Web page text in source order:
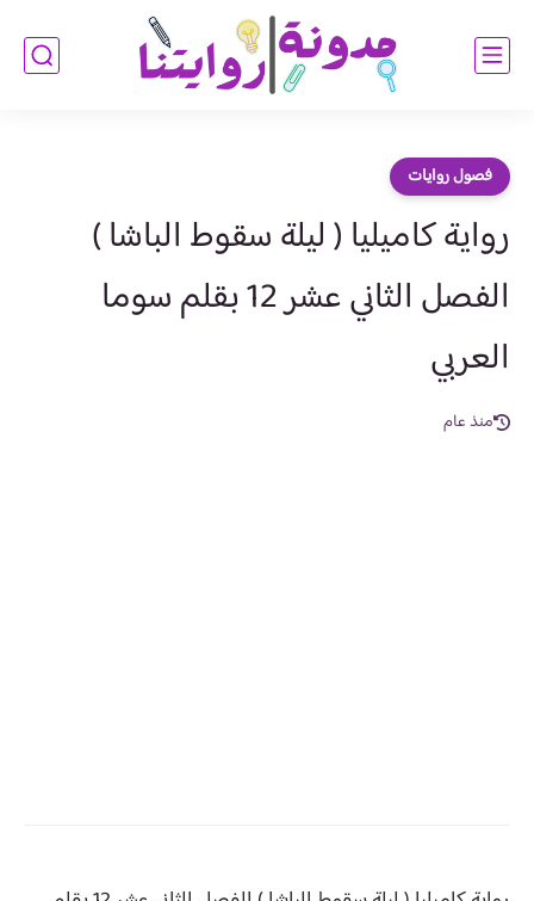
فصول روايات
رواية كاميليا ( ليلة سقوط الباشا )
الفصل الثاني عشر 12 بقلم سوما
العربي
منذ عام